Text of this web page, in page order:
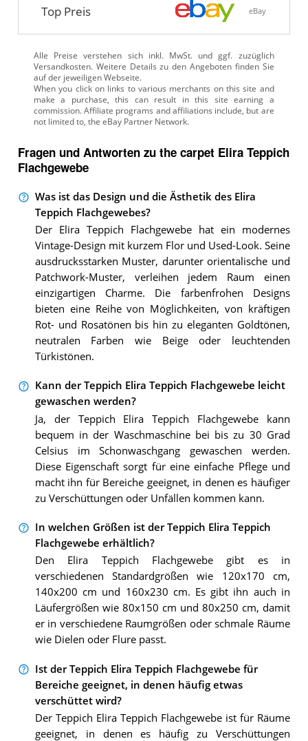
Top Preis eBay
Alle Preise verstehen sich inkl. MwSt. und ggf. zuzüglich
Versandkosten. Weitere Details zu den Angeboten finden Sie
auf der jeweiligen Webseite.
Fragen und Antworten zu the carpet Elira Teppich
Flachgewebe
Was ist das Design und die Ästhetik des Elira
Teppich Flachgewebes?
Der Elira Teppich Flachgewebe hat ein modernes
Vintage-Design mit kurzem Flor und Used-Look. Seine
ausdrucksstarken Muster, darunter orientalische und
Patchwork-Muster, verleihen jedem Raum einen
einzigartigen Charme. Die farbenfrohen Designs
bieten eine Reihe von Möglichkeiten, von kräftigen
Rot- und Rosatönen bis hin zu eleganten Goldtönen,
neutralen Farben wie Beige oder leuchtenden
Türkistönen.
Kann der Teppich Elira Teppich Flachgewebe leicht
gewaschen werden?
Ja, der Teppich Elira Teppich Flachgewebe kann
bequem in der Waschmaschine bei bis zu 30 Grad
Celsius im Schonwaschgang gewaschen werden.
Diese Eigenschaft sorgt für eine einfache Pflege und
macht ihn für Bereiche geeignet, in denen es häufiger
zu Verschüttungen oder Unfällen kommen kann.
In welchen Größen ist der Teppich Elira Teppich
Flachgewebe erhältlich?
Den Elira Teppich Flachgewebe gibt es in
verschiedenen Standardgrößen wie 120x170 cm,
140x200 cm und 160x230 cm. Es gibt ihn auch in
Läufergrößen wie 80x150 cm und 80x250 cm, damit
er in verschiedene Raumgrößen oder schmale Räume
wie Dielen oder Flure passt.
Ist der Teppich Elira Teppich Flachgewebe für
Bereiche geeignet, in denen häufig etwas
verschüttet wird?
Der Teppich Elira Teppich Flachgewebe ist für Räume
geeignet, in denen es häufig zu Verschüttungen